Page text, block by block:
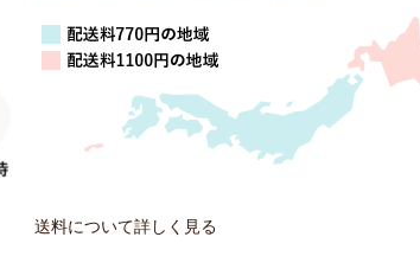
送料について詳しく見る